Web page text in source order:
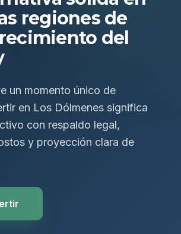
regiones de
del
un momento único de
en Los Dólmenes significa
con respaldo legal,
y proyección clara de